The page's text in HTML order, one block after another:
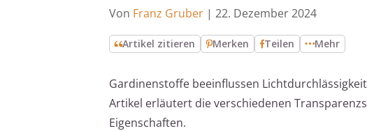
Von Franz Gruber | 22. Dezember 2024
Artikel zitieren Merken Teilen Mehr
Gardinenstoffe beeinflussen
Artikel erläutert die verschiedenen
Eigenschaften.